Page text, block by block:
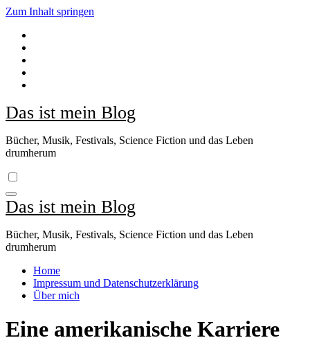
Zum Inhalt springen
Das ist mein Blog
Bücher, Musik, Festivals, Science Fiction und das Leben
drumherum
Das ist mein Blog
Bücher, Musik, Festivals, Science Fiction und das Leben
drumherum
Home
Impressum und Datenschutzerklärung
Über mich
Eine amerikanische Karriere